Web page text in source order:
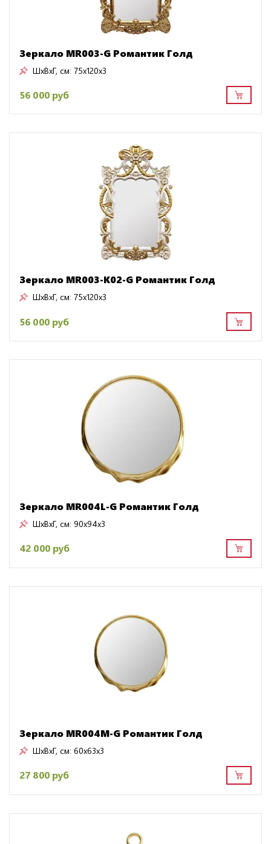
Зеркало MR003-G Романтик Голд
ШxВxГ, см: 75x120x3
56 000 руб
Зеркало MR003-K02-G Романтик Голд
ШxВxГ, см: 75x120x3
56 000 руб
Зеркало MR004L-G Романтик Голд
ШxВxГ, см: 90x94x3
42 000 руб
Зеркало MR004M-G Романтик Голд
ШxВxГ, см: 60x63x3
27 800 руб